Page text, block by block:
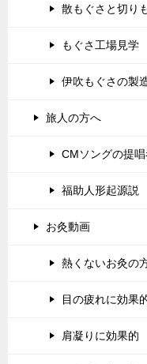
散もぐさと切り
もぐさ工場見学
伊吹もぐさの製
旅人の方へ
CMソングの提
福助人形起源説
お灸動画
熱くないお灸の
目の疲れに効果
肩凝りに効果的